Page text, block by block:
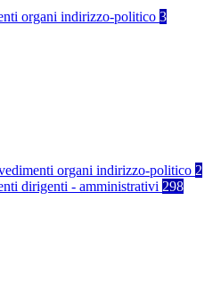
organi indirizzo-politico 3
organi indirizzo-politico 2
dirigenti - amministrativi 298